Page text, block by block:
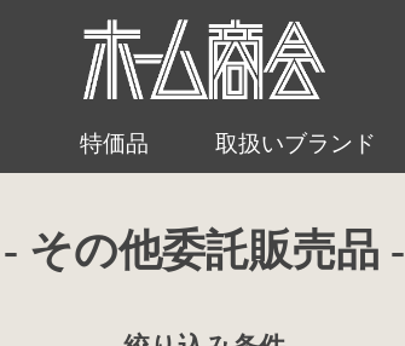
特価品 取扱いブランド
- その他委託販売品 -